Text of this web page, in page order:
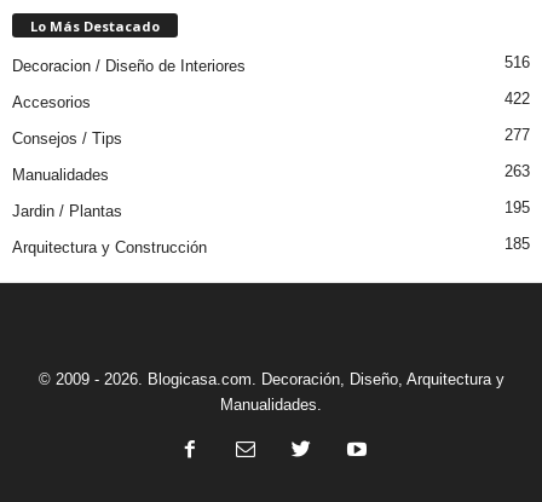
Lo Más Destacado
Decoracion / Diseño de Interiores 516
Accesorios 422
Consejos / Tips 277
Manualidades 263
Jardin / Plantas 195
Arquitectura y Construcción 185
© 2009 - 2026. Blogicasa.com. Decoración, Diseño, Arquitectura y
Manualidades.